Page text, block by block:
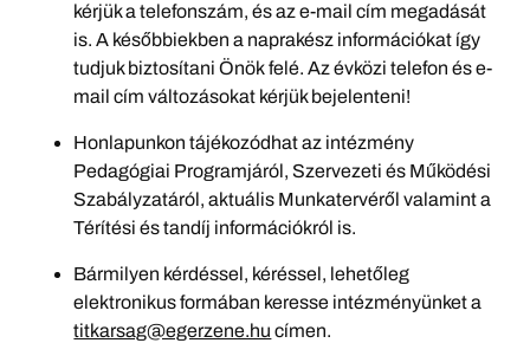
kérjük a telefonszám, és az e-mail cím megadását
is. A későbbiekben a naprakész információkat így
tudjuk biztosítani Önök felé. Az évközi telefon és e-
mail cím változásokat kérjük bejelenteni!
Honlapunkon tájékozódhat az intézmény
Pedagógiai Programjáról, Szervezeti és Működési
Szabályzatáról, aktuális Munkatervéről valamint a
Térítési és tandíj információkról is.
Bármilyen kérdéssel, kéréssel, lehetőleg
elektronikus formában keresse intézményünket a
titkarsag@egerzene.hu címen.